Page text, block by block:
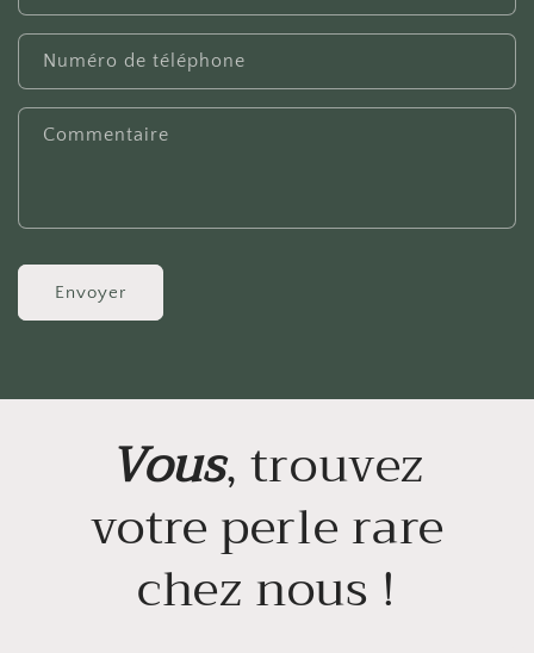
Numéro de téléphone
Commentaire
Envoyer
Vous, trouvez
votre perle rare
chez nous !